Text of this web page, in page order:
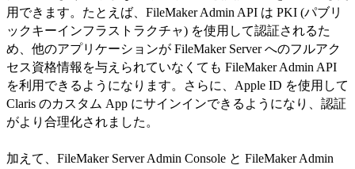
用できます。たとえば、FileMaker Admin API は PKI (パブリ
ックキーインフラストラクチャ) を使用して認証されるた
め、他のアプリケーションが FileMaker Server へのフルアク
セス資格情報を与えられていなくても FileMaker Admin API
を利用できるようになります。さらに、Apple ID を使用して
Claris のカスタム App にサインインできるようになり、認証
がより合理化されました。
加えて、FileMaker Server Admin Console と FileMaker Admin